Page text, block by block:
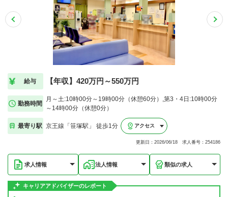
給与 【年収】420万円～550万円
勤務時間
月～土:10時00分～19時00分（休憩60分）,第3・4日:10時00分
～14時00分（休憩0分）
最寄り駅 京王線「笹塚駅」 徒歩1分 アクセス
更新日：2026/06/18 求人番号：254186
求人情報 法人情報 類似の求人
キャリアアドバイザーのレポート